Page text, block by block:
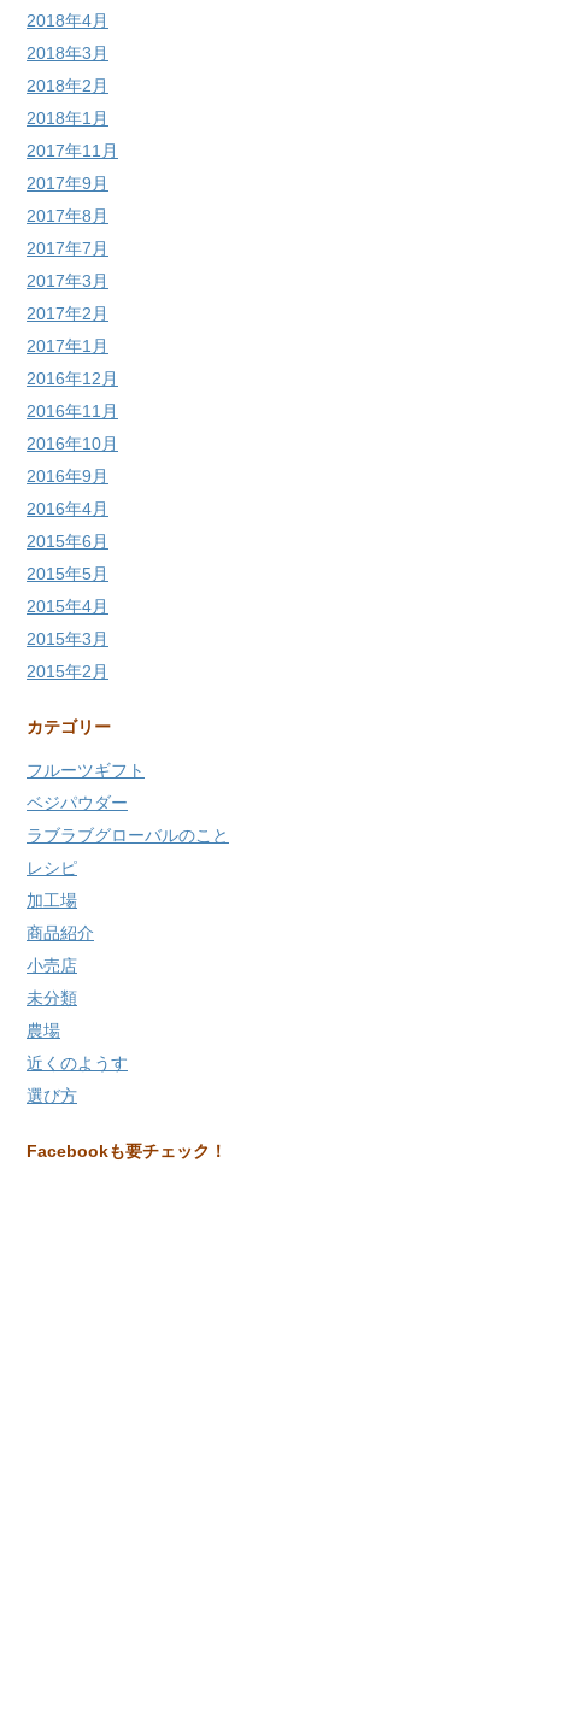
2018年4月
2018年3月
2018年2月
2018年1月
2017年11月
2017年9月
2017年8月
2017年7月
2017年3月
2017年2月
2017年1月
2016年12月
2016年11月
2016年10月
2016年9月
2016年4月
2015年6月
2015年5月
2015年4月
2015年3月
2015年2月
カテゴリー
フルーツギフト
ベジパウダー
ラブラブグローバルのこと
レシピ
加工場
商品紹介
小売店
未分類
農場
近くのようす
選び方
Facebookも要チェック！